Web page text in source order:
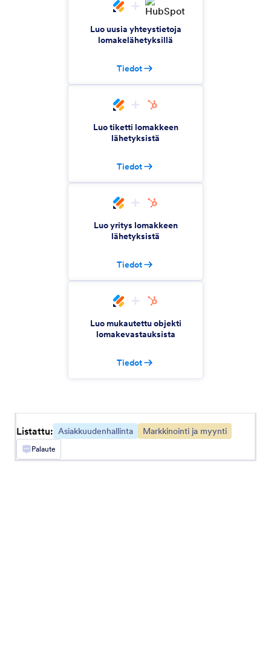
Luo uusia yhteystietoja
lomakelähetyksillä
Tiedot
Luo tiketti lomakkeen
lähetyksistä
Tiedot
Luo yritys lomakkeen
lähetyksistä
Tiedot
Luo mukautettu objekti
lomakevastauksista
Tiedot
Listattu: Asiakkuudenhallinta Markkinointi ja myynti
Palaute
Yhdistä välittömästi uusiin liideihin puhelimitse
Create NeonCRM accounts from Jotform
Moxie
Muunna lomakevastaukset tukipyynnöiksi
onboarding, and bookings.
Flyntlok
Automate lead creation from Jotform